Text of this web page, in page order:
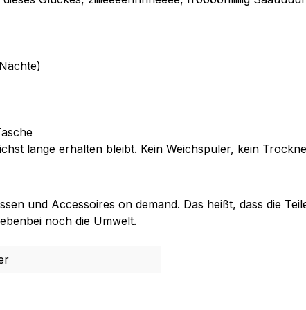
lange erhalten bleibt. Kein Weichspüler, kein
und Accessoires on demand. Das heißt, dass die
noch die Umwelt.